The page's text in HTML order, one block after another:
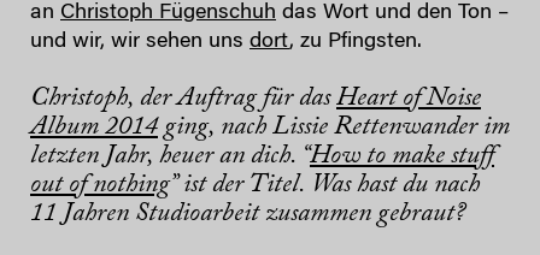
an Christoph Fügenschuh das Wort und den Ton –
und wir, wir sehen uns dort, zu Pfingsten.
Christoph, der Auftrag für dasHeart of Noise
Album 2014ging, nach Lissie Rettenwander im
letzten Jahr, heuer an dich. “How to make stuff
out of nothing” ist der Titel. Was hast du nach
11 Jahren Studioarbeit zusammen gebraut?